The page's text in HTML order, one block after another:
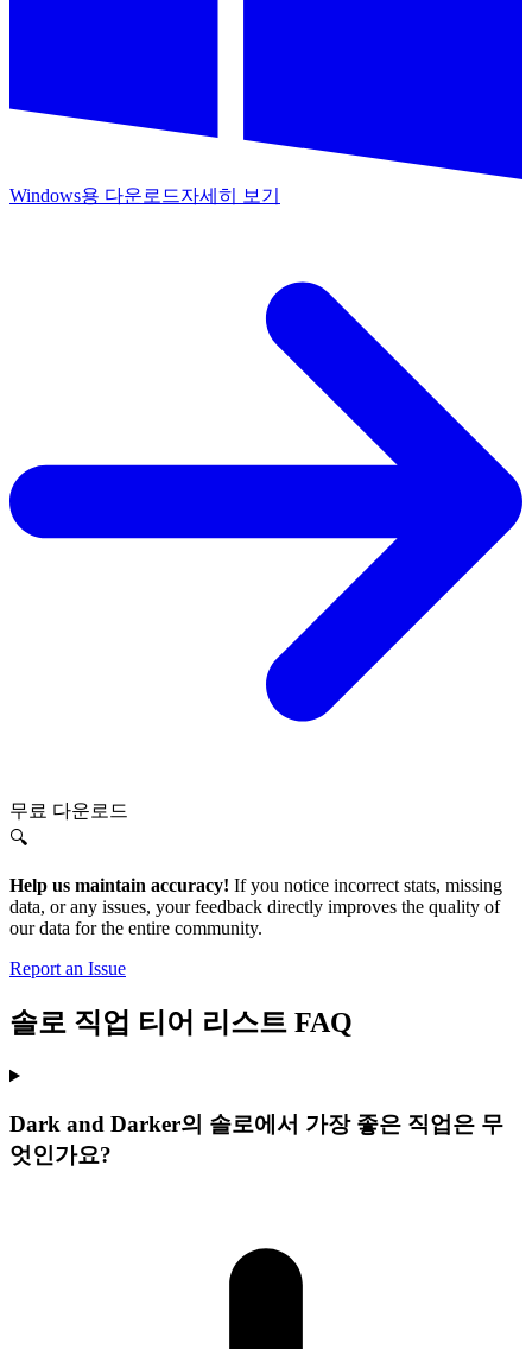
Windows용 다운로드자세히 보기
무료 다운로드
🔍
Help us maintain accuracy! If you notice incorrect stats, missing
data, or any issues, your feedback directly improves the quality of
our data for the entire community.
Report an Issue
솔로 직업 티어 리스트 FAQ
Dark and Darker의 솔로에서 가장 좋은 직업은 무
엇인가요?